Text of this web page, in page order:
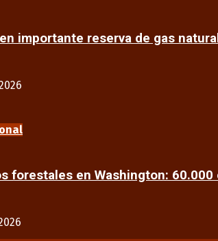
importante reserva de gas
forestales en Washington: